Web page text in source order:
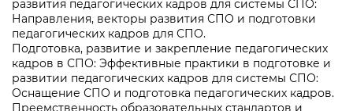
развития педагогических кадров для системы СПО:
Направления, векторы развития СПО и подготовки
педагогических кадров для СПО.
Подготовка, развитие и закрепление педагогических
кадров в СПО: Эффективные практики в подготовке и
развитии педагогических кадров для системы СПО:
Оснащение СПО и подготовка педагогических кадров.
Преемственность образовательных стандартов и